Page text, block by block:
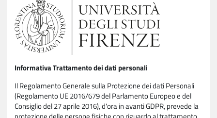
Informativa Trattamento dei dati personali
Il Regolamento Generale sulla Protezione dei dati Personali
(Regolamento UE 2016/679 del Parlamento Europeo e del
Consiglio del 27 aprile 2016), d'ora in avanti GDPR, prevede la